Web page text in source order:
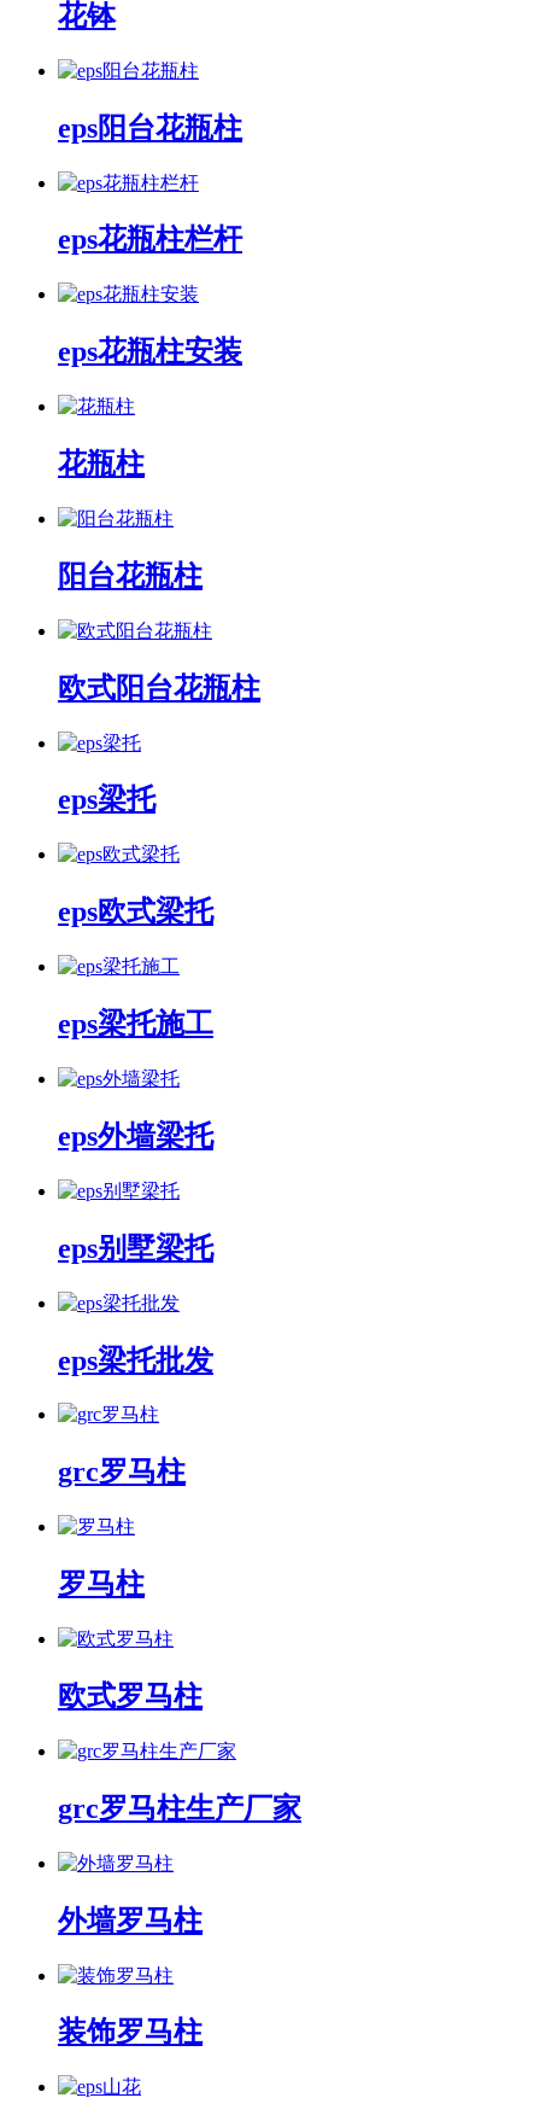
花钵
eps阳台花瓶柱
eps花瓶柱栏杆
eps花瓶柱安装
花瓶柱
阳台花瓶柱
欧式阳台花瓶柱
eps梁托
eps欧式梁托
eps梁托施工
eps外墙梁托
eps别墅梁托
eps梁托批发
grc罗马柱
罗马柱
欧式罗马柱
grc罗马柱生产厂家
外墙罗马柱
装饰罗马柱